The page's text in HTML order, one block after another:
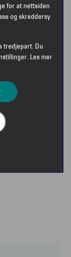
for at nettsiden
og skreddersy
tredjepart. Du
Les mer